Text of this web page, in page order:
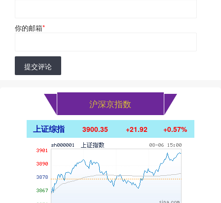
你的邮箱*
提交评论
沪深京指数
上证综指 3900.35 +21.92 +0.57%